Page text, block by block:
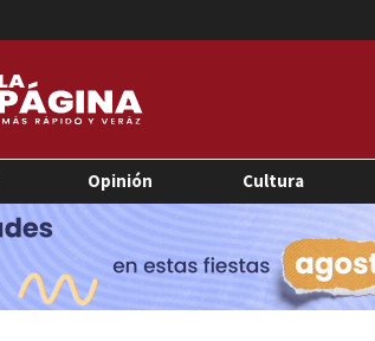
Opinión Cultura